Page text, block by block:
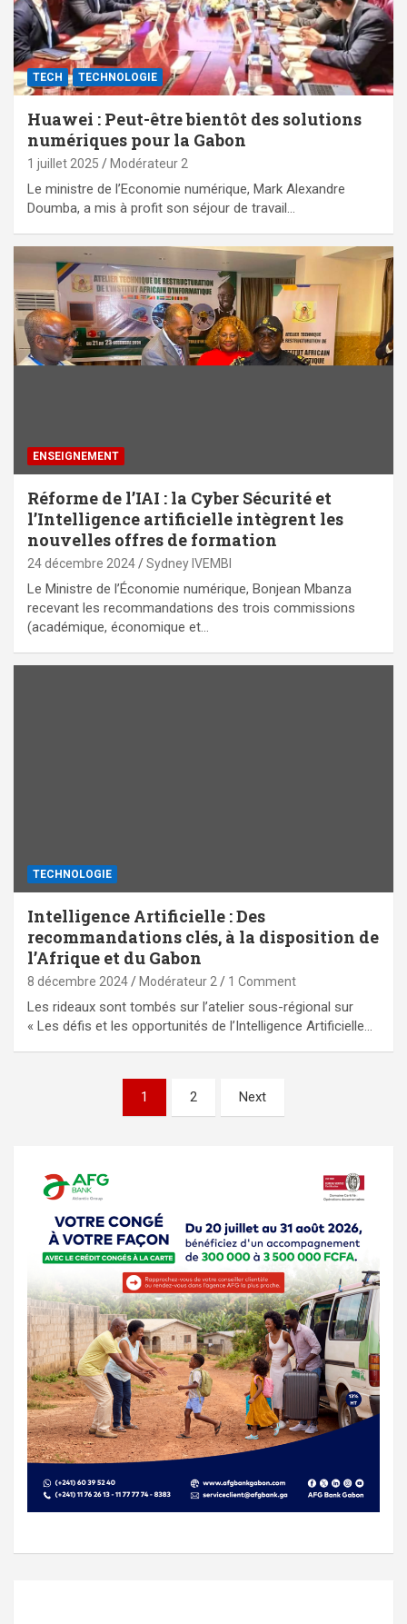
TECH TECHNOLOGIE
Huawei : Peut-être bientôt des solutions
numériques pour la Gabon
1 juillet 2025 Modérateur 2
Le ministre de l’Economie numérique, Mark Alexandre
Doumba, a mis à profit son séjour de travail…
ENSEIGNEMENT
Réforme de l’IAI : la Cyber Sécurité et
l’Intelligence artificielle intègrent les
nouvelles offres de formation
24 décembre 2024 Sydney IVEMBI
Le Ministre de l’Économie numérique, Bonjean Mbanza
recevant les recommandations des trois commissions
(académique, économique et…
TECHNOLOGIE
Intelligence Artificielle : Des
recommandations clés, à la disposition de
l’Afrique et du Gabon
8 décembre 2024 Modérateur 2 1 Comment
Les rideaux sont tombés sur l’atelier sous-régional sur
« Les défis et les opportunités de l’Intelligence Artificielle…
1 2 Next